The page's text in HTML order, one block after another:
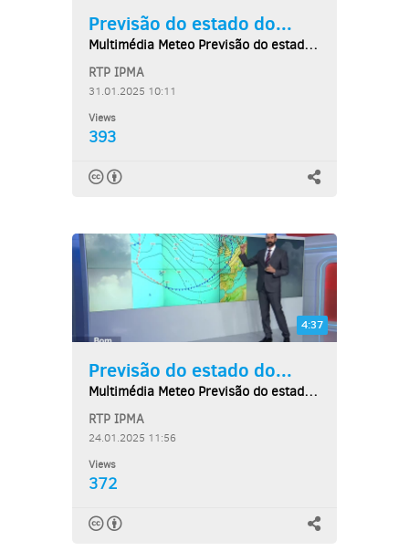
Previsão do estado do...
Multimédia Meteo Previsão do estado do tempo,...
RTP IPMA
31.01.2025 10:11
Views
393
4:37
Previsão do estado do...
Multimédia Meteo Previsão do estado do tempo,...
RTP IPMA
24.01.2025 11:56
Views
372